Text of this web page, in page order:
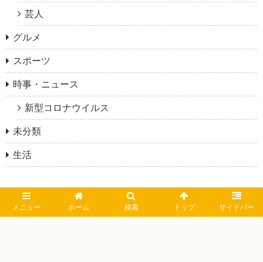
芸人
グルメ
スポーツ
時事・ニュース
新型コロナウイルス
未分類
生活
メニュー ホーム 検索 トップ サイドバー